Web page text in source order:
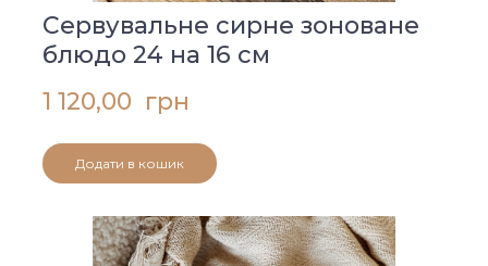
Сервувальне сирне зоноване
блюдо 24 на 16 см
1 120,00  грн
Додати в кошик